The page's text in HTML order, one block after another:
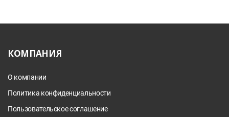
КОМПАНИЯ
О компании
Политика конфиденциальности
Пользовательское соглашение